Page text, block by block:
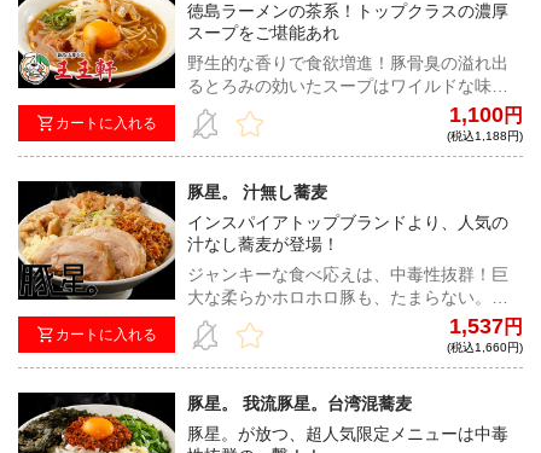
カートに入れる
徳島ラーメンの茶系！トップクラスの濃厚
スープをご堪能あれ
野生的な香りで食欲増進！豚骨臭の溢れ出
るとろみの効いたスープはワイルドな味わ
いで脳天直撃！豚骨臭に酔いしれるうちに
いつの間にか病みつきになる中毒性の高い
徳島ラーメン！
1,100円
(税込1,188円)
カートに入れる
豚星。 汁無し蕎麦
インスパイアトップブランドより、人気の
汁なし蕎麦が登場！
ジャンキーな食べ応えは、中毒性抜群！巨
大な柔らかホロホロ豚も、たまらない。た
っぷり茹で野菜、刻みニンニクは必須、お
好みでマヨネーズを加えてガッツリ食らい
ついてもらいたい。
1,537円
(税込1,660円)
豚星。 我流豚星。台湾混蕎麦
豚星。が放つ、超人気限定メニューは中毒